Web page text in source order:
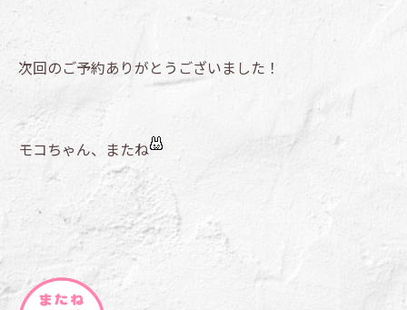
次回のご予約ありがとうございました！
モコちゃん、またね